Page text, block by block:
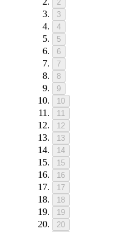
2
3
4
5
6
7
8
9
10
11
12
13
14
15
16
17
18
19
20